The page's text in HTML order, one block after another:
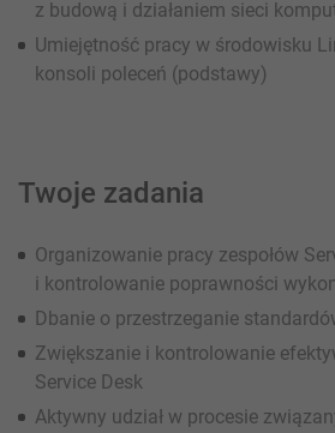
z budową i działaniem sieci
Umiejętność pracy w środowisku
konsoli poleceń (podstawy)
Twoje zadania
Organizowanie pracy zespołów
i kontrolowanie poprawności
Dbanie o przestrzeganie
Zwiększanie i kontrolowanie
Service Desk
Aktywny udział w procesie